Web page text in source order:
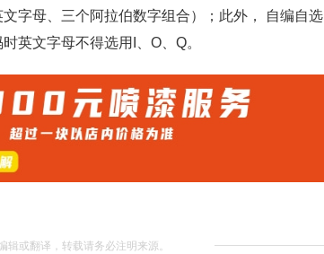
字母、三个阿拉伯数字组合）；此外， 自编自选
英文字母不得选用I、O、Q。
辑或翻译，转载请务必注明来源。